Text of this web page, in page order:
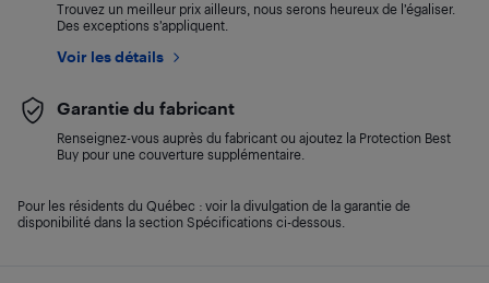
Trouvez un meilleur prix ailleurs, nous serons heureux de l’égaliser.
Des exceptions s’appliquent.
Voir les détails
Garantie du fabricant
Renseignez-vous auprès du fabricant ou ajoutez la Protection Best
Buy pour une couverture supplémentaire.
Pour les résidents du Québec : voir la divulgation de la garantie de
disponibilité dans la section Spécifications ci-dessous.